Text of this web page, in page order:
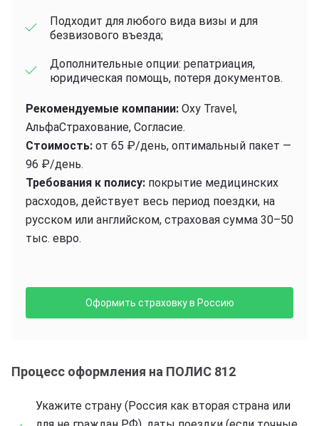
Подходит для любого вида визы и для
безвизового въезда;
Дополнительные опции: репатриация,
юридическая помощь, потеря документов.
Рекомендуемые компании: Oxy Travel,
АльфаСтрахование, Согласие.
Стоимость: от 65 ₽/день, оптимальный пакет —
96 ₽/день.
Требования к полису: покрытие медицинских
расходов, действует весь период поездки, на
русском или английском, страховая сумма 30–50
тыс. евро.
Оформить страховку в Россию
Процесс оформления на ПОЛИС 812
Укажите страну (Россия как вторая страна или